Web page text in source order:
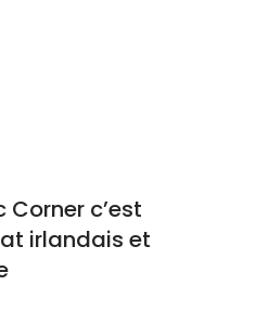
Corner c’est
irlandais et